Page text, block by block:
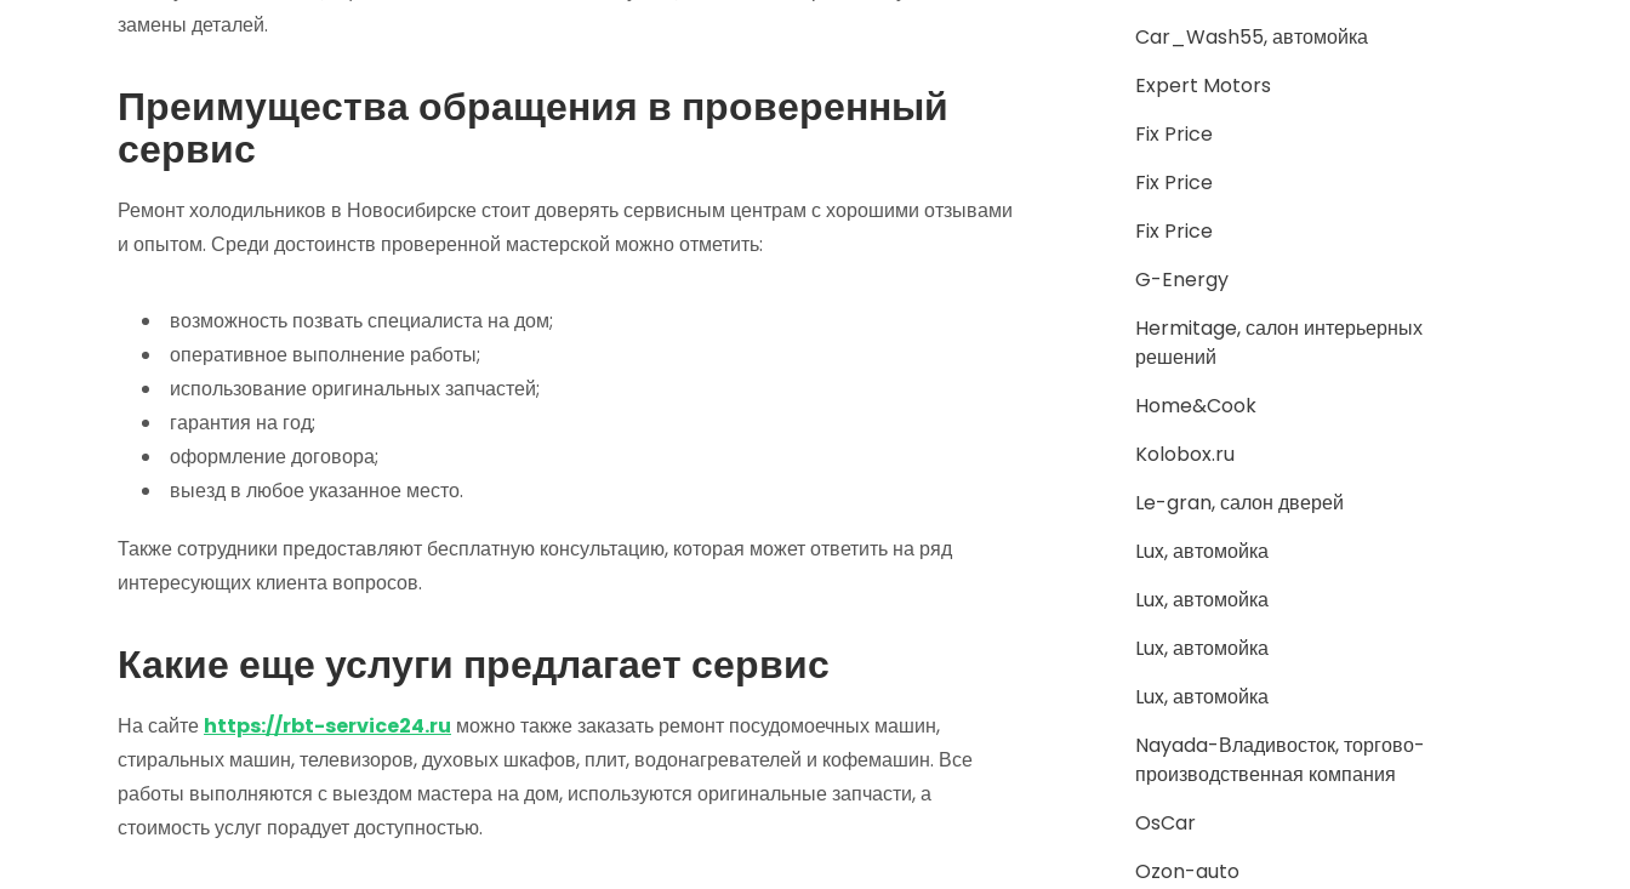
замены деталей.
Преимущества обращения в проверенный
сервис
Ремонт холодильников в Новосибирске стоит доверять сервисным центрам с хорошими отзывами
и опытом. Среди достоинств проверенной мастерской можно отметить:
возможность позвать специалиста на дом;
оперативное выполнение работы;
использование оригинальных запчастей;
гарантия на год;
оформление договора;
выезд в любое указанное место.
Также сотрудники предоставляют бесплатную консультацию, которая может ответить на ряд
интересующих клиента вопросов.
Какие еще услуги предлагает сервис
На сайте https://rbt-service24.ru можно также заказать ремонт посудомоечных машин,
стиральных машин, телевизоров, духовых шкафов, плит, водонагревателей и кофемашин. Все
работы выполняются с выездом мастера на дом, используются оригинальные запчасти, а
стоимость услуг порадует доступностью.
Car_Wash55, автомойка
Expert Motors
Fix Price
Fix Price
Fix Price
G-Energy
Hermitage, салон интерьерных
решений
Home&Cook
Kolobox.ru
Le-gran, салон дверей
Lux, автомойка
Lux, автомойка
Lux, автомойка
Lux, автомойка
Nayada-Владивосток, торгово-
производственная компания
OsCar
Ozon-auto